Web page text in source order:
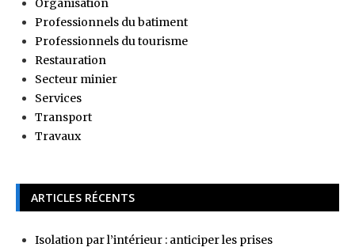
Organisation
Professionnels du batiment
Professionnels du tourisme
Restauration
Secteur minier
Services
Transport
Travaux
ARTICLES RÉCENTS
Isolation par l’intérieur : anticiper les prises